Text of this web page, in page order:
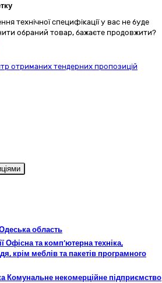
технічної специфікації у вас не буде
обраний товар, бажаєте продовжити?
отриманих тендерних пропозицій
Одеська область
Офісна та комп’ютерна техніка,
крім меблів та пакетів програмного
Комунальне некомерційне підприємство